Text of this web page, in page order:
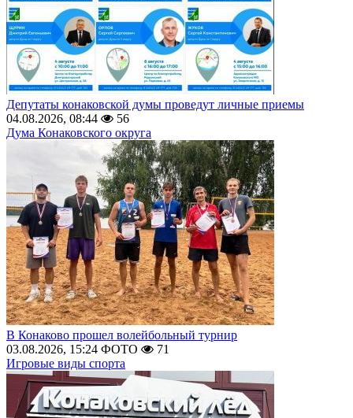
Депутаты конаковской думы проведут личные приемы
04.08.2026, 08:44
56
Дума Конаковского округа
В Конаково прошел волейбольный турнир
03.08.2026, 15:24 ФОТО
71
Игровые виды спорта